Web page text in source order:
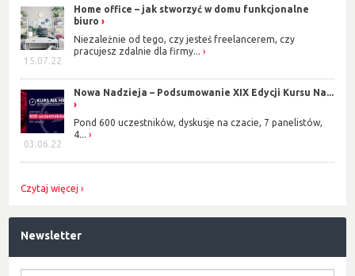
15.07.22
Home office – jak stworzyć w domu funkcjonalne
biuro
Niezależnie od tego, czy jesteś freelancerem, czy
pracujesz zdalnie dla firmy...
03.06.22
Nowa Nadzieja – Podsumowanie XIX Edycji Kursu Na...
Pond 600 uczestników, dyskusje na czacie, 7 panelistów,
4...
Czytaj więcej
Newsletter